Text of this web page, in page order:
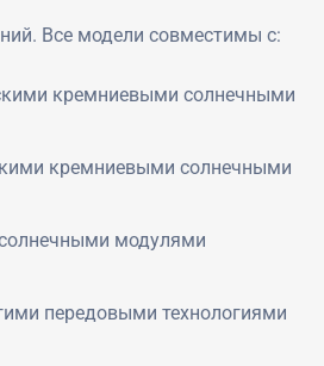
Все модели совместимы с:
кремниевыми солнечными
кремниевыми солнечными
модулями
передовыми технологиями